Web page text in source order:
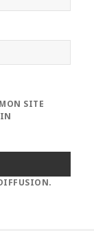
SITE